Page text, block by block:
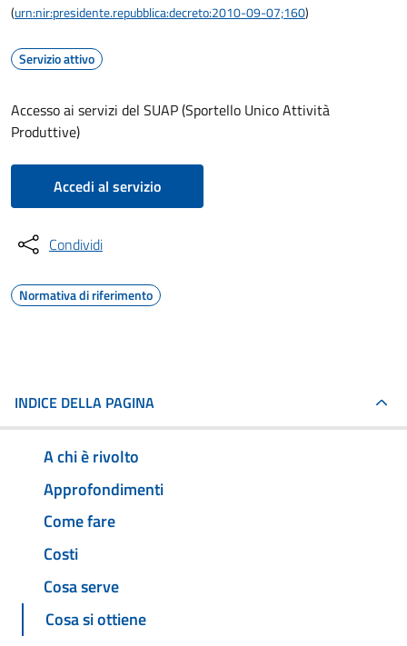
(urn:nir:presidente.repubblica:decreto:2010-09-07;160)
Servizio attivo
Accesso ai servizi del SUAP (Sportello Unico Attività
Produttive)
Accedi al servizio
Condividi
Normativa di riferimento
INDICE DELLA PAGINA
A chi è rivolto
Approfondimenti
Come fare
Costi
Cosa serve
Cosa si ottiene